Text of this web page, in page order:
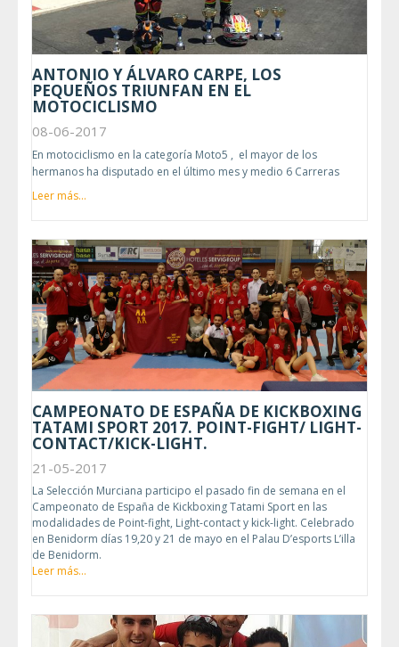
ANTONIO Y ÁLVARO CARPE, LOS
PEQUEÑOS TRIUNFAN EN EL
MOTOCICLISMO
08-06-2017
En motociclismo en la categoría Moto5 , el mayor de los
hermanos ha disputado en el último mes y medio 6 Carreras
Leer más...
CAMPEONATO DE ESPAÑA DE KICKBOXING
TATAMI SPORT 2017. POINT-FIGHT/ LIGHT-
CONTACT/KICK-LIGHT.
21-05-2017
La Selección Murciana participo el pasado fin de semana en el
Campeonato de España de Kickboxing Tatami Sport en las
modalidades de Point-fight, Light-contact y kick-light. Celebrado
en Benidorm días 19,20 y 21 de mayo en el Palau D’esports L’illa
de Benidorm.
Leer más...